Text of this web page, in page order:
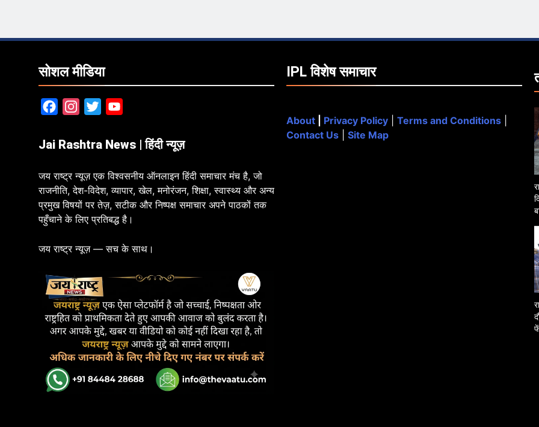
सोशल मीडिया
FacebookInstagram
Twitter
Jai Rashtra News | हिंदी न्यूज़
जय राष्ट्र न्यूज़ एक विश्वसनीय ऑनलाइन हिंदी समाचार मंच है, जो
राजनीति, देश-विदेश, व्यापार, खेल, मनोरंजन, शिक्षा, स्वास्थ्य और अन्य
प्रमुख विषयों पर तेज़, सटीक और निष्पक्ष समाचार अपने पाठकों तक
पहुँचाने के लिए प्रतिबद्ध है।
जय राष्ट्र न्यूज़ — सच के साथ।
IPL विशेष समाचार
About Privacy Policy Terms and Conditions
Contact Us
Site Map